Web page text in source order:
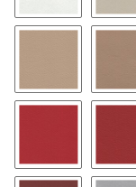
1392 - weiß
1384 -
1364 -